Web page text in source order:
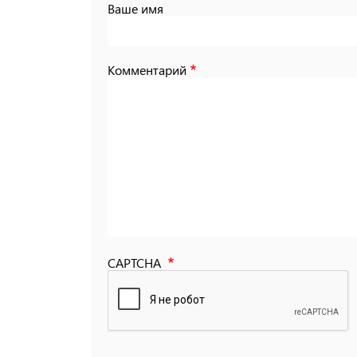
Ваше имя
Комментарий
CAPTCHA